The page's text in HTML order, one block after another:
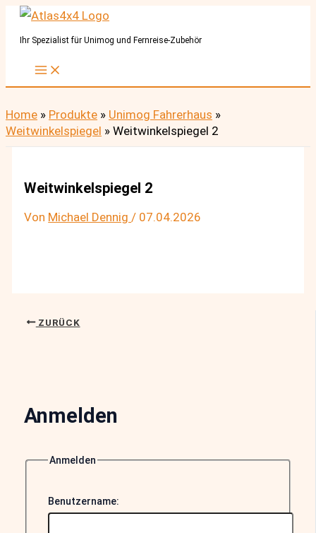
Zum
InhaltIhr Spezialist für Unimog und Fernreise-Zubehör
Home » Produkte » Unimog Fahrerhaus »
Weitwinkelspiegel » Weitwinkelspiegel 2
Weitwinkelspiegel 2
Von Michael Dennig/ 07.04.2026
ZURÜCK
Anmelden
Anmelden
Benutzername: